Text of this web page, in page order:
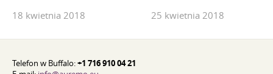
18 kwietnia 2018 25 kwietnia 2018
Telefon w Buffalo:+1 716 910 04 21